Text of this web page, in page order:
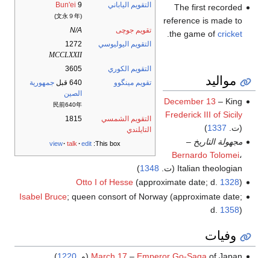
التقويم الياباني
Bun'ei 9
(文永９年)
تقويم جوچى
N/A
التقويم اليوليوسي
1272
MCCLXXII
التقويم الكوري
3605
تقويم مينگوو
640 قبل
جمهورية
الصين
民前640年
التقويم الشمسي
التايلندي
1815
This box:
view talk edit
The first recorded
reference is made to
the game of cricket
مواليد
December 13 – King
Frederick III of Sicily
(ت. 1337
)
مجهولة التاريخ –
Bernardo Tolomei،
Italian theologian (ت.
1348
)
Otto I of Hesse(approximate date; d. 1328)
Isabel Bruce; queen consort of Norway (approximate date;
d. 1358)
وفيات